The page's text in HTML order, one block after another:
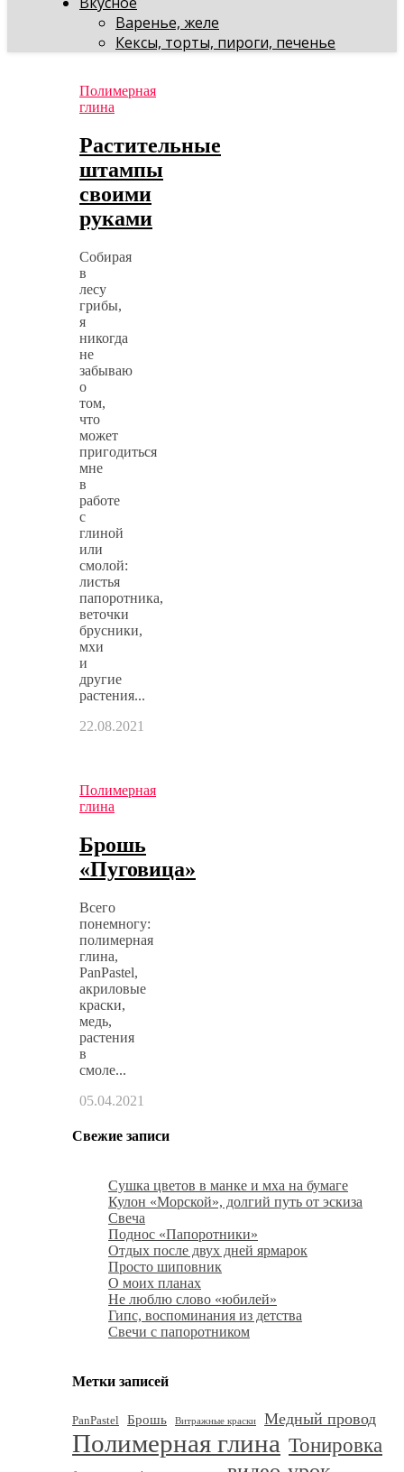
Варенье, желе
Кексы, торты, пироги, печенье
Полимерная
глина
Растительные
штампы
своими
руками
Собирая
в
лесу
грибы,
я
никогда
не
забываю
о
том,
что
может
пригодиться
мне
в
работе
с
глиной
или
смолой:
листья
папоротника,
веточки
брусники,
мхи
и
другие
растения...
22.08.2021
Полимерная
глина
Брошь
«Пуговица»
Всего
понемногу:
полимерная
глина,
PanPastel,
акриловые
краски,
медь,
растения
в
смоле...
05.04.2021
Свежие записи
Сушка цветов в манке и мха на бумаге
Кулон «Морской», долгий путь от эскиза
Свеча
Поднос «Папоротники»
Отдых после двух дней ярмарок
Просто шиповник
О моих планах
Не люблю слово «юбилей»
Гипс, воспоминания из детства
Свечи с папоротником
Метки записей
PanPastel Брошь Витражные краски Медный провод
Полимерная глина Тонировка